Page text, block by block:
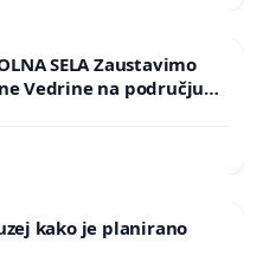
SELA Zaustavimo
Vedrine na području
kako je planirano